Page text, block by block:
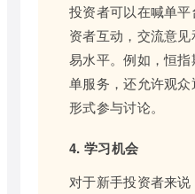
投资者可以在喊单
资者互动，交流意
易水平。例如，恒
单服务，还允许观
形式参与讨论。
4. 学习机会
对于新手投资者来